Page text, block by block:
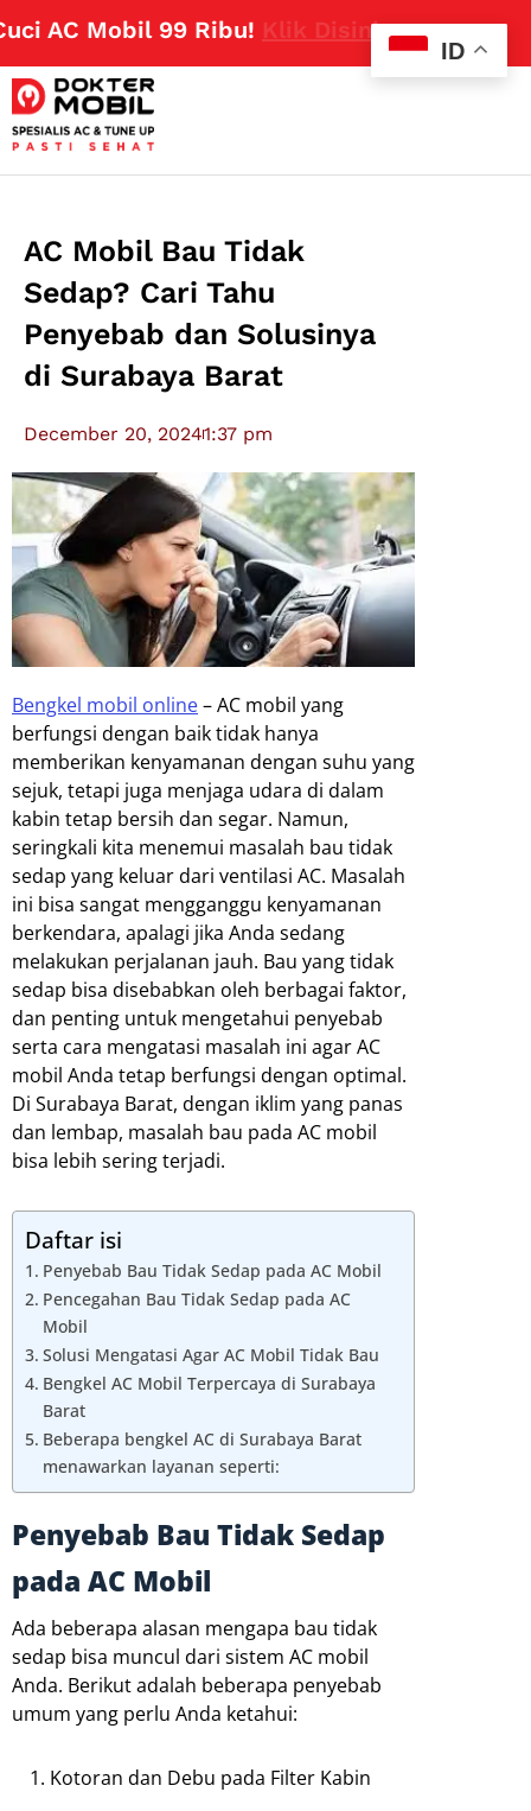
Mobil 99 Ribu!Klik Disini
AC Mobil Bau Tidak
Sedap? Cari Tahu
Penyebab dan Solusinya
di Surabaya Barat
December 20, 20241:37 pm
Bengkel mobil online–AC mobil yang
berfungsi dengan baik tidak hanya
memberikan kenyamanan dengan suhu yang
sejuk, tetapi juga menjaga udara di dalam
kabin tetap bersih dan segar. Namun,
seringkali kita menemui masalah bau tidak
sedap yang keluar dari ventilasi AC. Masalah
ini bisa sangat mengganggu kenyamanan
berkendara, apalagi jika Anda sedang
melakukan perjalanan jauh. Bau yang tidak
sedap bisa disebabkan oleh berbagai faktor,
dan penting untuk mengetahui penyebab
serta cara mengatasi masalah ini agar AC
mobil Anda tetap berfungsi dengan optimal.
Di Surabaya Barat, dengan iklim yang panas
dan lembap, masalah bau pada AC mobil
bisa lebih sering terjadi.
Daftar isi
Penyebab Bau Tidak Sedap pada AC Mobil
Pencegahan Bau Tidak Sedap pada AC
Mobil
Solusi Mengatasi Agar AC Mobil Tidak Bau
Bengkel AC Mobil Terpercaya di Surabaya
Barat
Beberapa bengkel AC di Surabaya Barat
menawarkan layanan seperti:
Penyebab Bau Tidak Sedap
pada AC Mobil
Ada beberapa alasan mengapa bau tidak
sedap bisa muncul dari sistem AC mobil
Anda. Berikut adalah beberapa penyebab
umum yang perlu Anda ketahui:
Kotoran dan Debu pada Filter Kabin
ID